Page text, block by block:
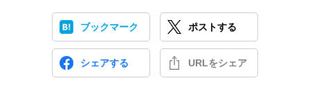
ブックマーク ポストする
シェアする URLをシェア